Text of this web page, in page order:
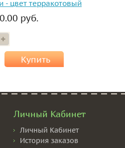
- цвет терракотовый
руб.
Купить
Личный Кабинет
Личный Кабинет
История заказов